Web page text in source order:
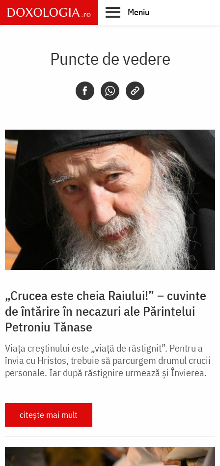
Skip
to
main
Meniu
Puncte de vedere
„Crucea este cheia Raiului!” – cuvinte
de întărire în necazuri ale Părintelui
Petroniu Tănase
Viața creștinului este „viață de răstignit”. Pentru a
învia cu Hristos, trebuie să parcurgem drumul crucii
personale. Iar după răstignire urmează și Învierea.
citește mai mult